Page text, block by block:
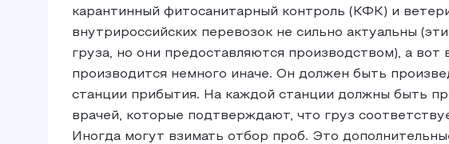
карантинный фитосанитарный контроль (КФК) и
внутрироссийских перевозок не сильно актуальны
груза, но они предоставляются производством), а вот
производится немного иначе. Он должен быть
станции прибытия. На каждой станции должны быть
врачей, которые подтверждают, что груз
Иногда могут взимать отбор проб. Это